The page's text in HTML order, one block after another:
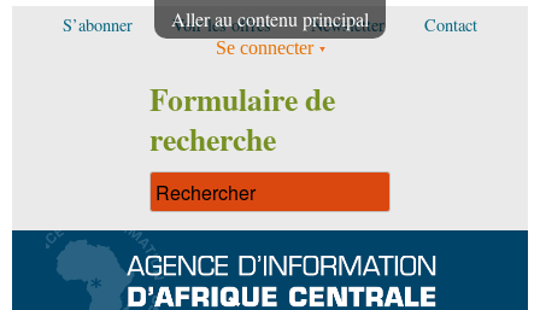
Aller au contenu principal
S’abonner Voir les offres Newsletter Contact
Se connecter
Formulaire de
recherche